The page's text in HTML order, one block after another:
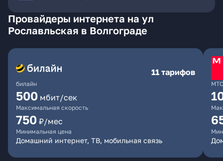
Провайдеры интернета на ул
Рославльская в Волгограде
билайн
11 тарифов
500 мбит/сек
Максимальная скорость
750 ₽/мес
Минимальная цена
Домашний интернет, ТВ, мобильная связь
МТС